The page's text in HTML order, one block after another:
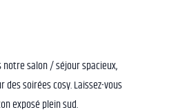
notre salon / séjour spacieux,
soirées cosy. Laissez-vous
exposé plein sud.